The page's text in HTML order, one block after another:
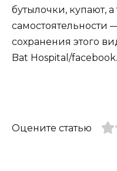
бутылочки, купают, а
самостоятельности
сохранения этого
Bat Hospital/
Оцените статью